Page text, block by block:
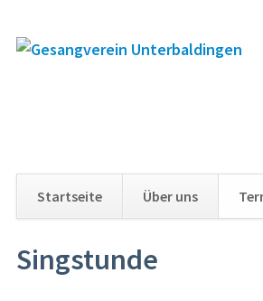
Startseite Über uns
überspringen
Singstunde